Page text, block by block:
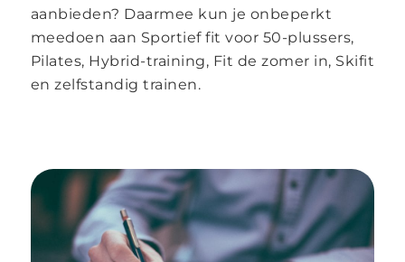
aanbieden? Daarmee kun je onbeperkt
meedoen aan Sportief fit voor 50-plussers,
Pilates, Hybrid-training, Fit de zomer in, Skifit
en zelfstandig trainen.